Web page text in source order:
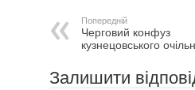
Попередній
Черговий конфуз
кузнецовського
Залишити